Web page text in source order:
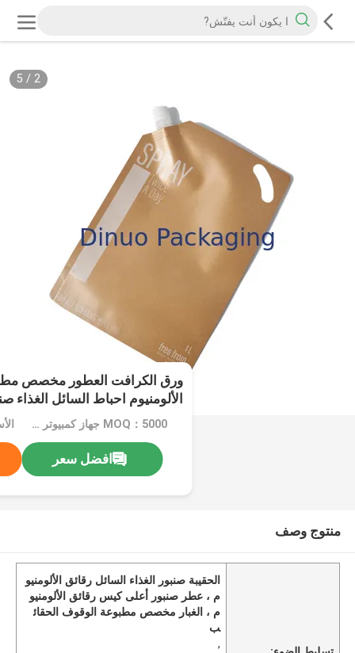
2
/
5
ورق الكرافت العطور مخصص
الألومنيوم احباط السائل الغذاء
MOQ：5000 جهاز كمبيوتر شخصى
افضل سعر
منتوج وصف
الحقيبة صنبور الغذاء السائل رقائق الألومنيو
م ، عطر صنبور أعلى كيس رقائق الألومنيو
م ، الغبار مخصص مطبوعة الوقوف الحقائ
ب
,